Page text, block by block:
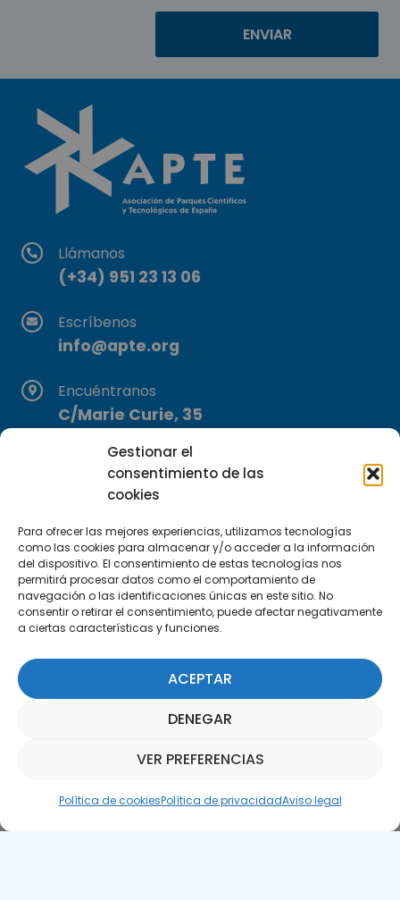
Gestionar el
consentimiento de las
cookies
Para ofrecer las mejores experiencias, utilizamos tecnologías
como las cookies para almacenar y/o acceder a la información
del dispositivo. El consentimiento de estas tecnologías nos
permitirá procesar datos como el comportamiento de
navegación o las identificaciones únicas en este sitio. No
consentir o retirar el consentimiento, puede afectar negativamente
a ciertas características y funciones.
ACEPTAR
DENEGAR
VER PREFERENCIAS
Política de cookiesPolítica de privacidadAviso legal
Llámanos
(+34) 951 23 13 06
Escríbenos
info@apte.org
Encuéntranos
C/Marie Curie, 35
Suscríbete a nuestra Newsletter
SUSCRÍBETE AQUÍ